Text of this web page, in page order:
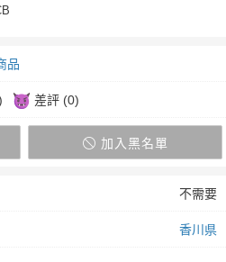
品
差評 (0)
加入黑名單
不需要
香川県